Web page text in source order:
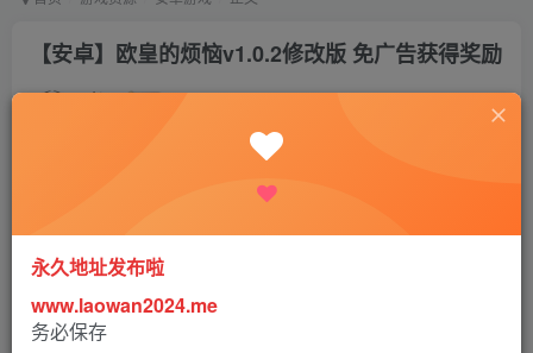
【安卓】欧皇的烦恼v1.0.2修改版 免广告获得奖励
老王 打赏
永久地址发布啦
www.laowan2024.me
务必保存